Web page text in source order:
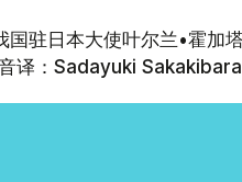
驻日本大使叶尔兰•霍加
译：Sadayuki Sakakibara